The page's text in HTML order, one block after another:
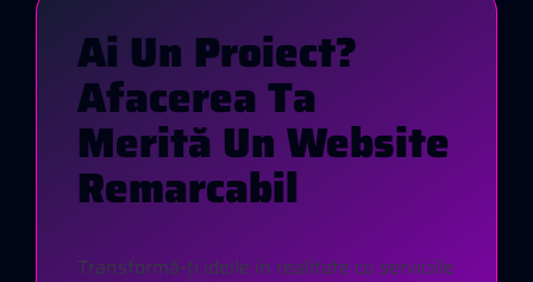
AI UN PROIECT?
AFACEREATA
MERITĂ UN WEBSITE
REMARCABIL
Transformă-ți ideile în realitate cu serviciile